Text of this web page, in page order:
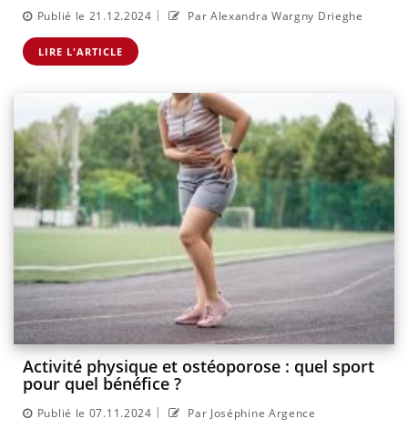
Publié le 21.12.2024 | Par Alexandra Wargny Drieghe
LIRE L'ARTICLE
Activité physique et ostéoporose : quel sport
pour quel bénéfice ?
Publié le 07.11.2024 | Par Joséphine Argence